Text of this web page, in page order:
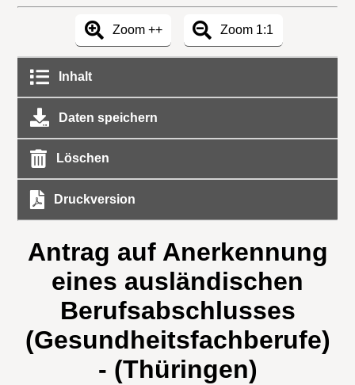
Zoom ++ Zoom 1:1
Inhalt
Daten speichern
Löschen
Druckversion
Antrag auf Anerkennung
eines ausländischen
Berufsabschlusses
(Gesundheitsfachberufe)
- (Thüringen)